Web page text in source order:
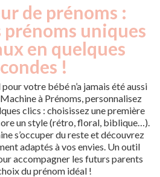
de prénoms :
prénoms uniques
en quelques
!
votre bébé n’a jamais été aussi
à Prénoms, personnalisez
clics : choisissez une première
un style (rétro, floral, biblique…).
s’occuper du reste et découvrez
adaptés à vos envies. Un outil
accompagner les futurs parents
du prénom idéal !